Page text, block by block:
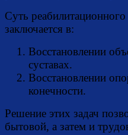
Суть
заключается в:
Восстановлении
суставах.
Восстановлении
конечности.
Решение этих задач
бытовой, а затем и